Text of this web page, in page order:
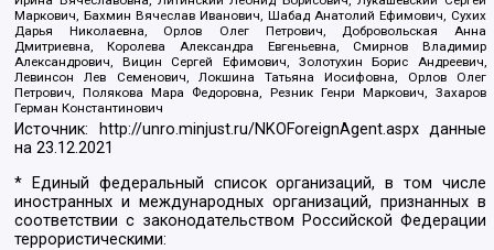
Маркович, Бахмин Вячеслав Иванович, Шабад Анатолий Ефимович, Сухих
Дарья Николаевна, Орлов Олег Петрович, Добровольская Анна
Дмитриевна, Королева Александра Евгеньевна, Смирнов Владимир
Александрович, Вицин Сергей Ефимович, Золотухин Борис Андреевич,
Левинсон Лев Семенович, Локшина Татьяна Иосифовна, Орлов Олег
Петрович, Полякова Мара Федоровна, Резник Генри Маркович, Захаров
Герман Константинович
Источник: http://unro.minjust.ru/NKOForeignAgent.aspxданные
на23.12.2021
* Единый федеральный список организаций, в том числе
иностранных и международных организаций, признанных в
соответствии с законодательством Российской Федерации
террористическими: